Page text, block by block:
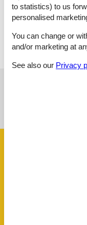
Überdachte
Kochnische, 4 m²
to statistics) to us
personalised
You can change or
and/or marketing at
See also our Privacy